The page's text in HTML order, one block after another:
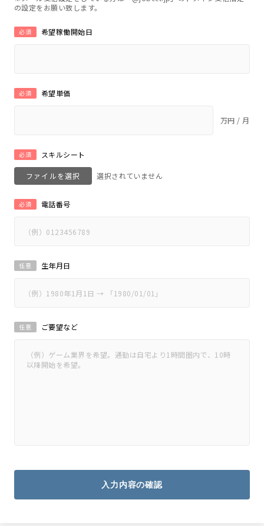
の設定をお願い致します。
希望稼働開始日
必須
希望単価
必須
万円 / 月
スキルシート
必須
ファイルを選択
電話番号
必須
生年月日
任意
ご要望など
任意
入力内容の確認